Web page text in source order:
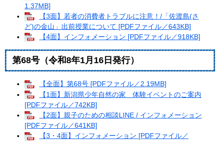
1.37MB]
【3面】若者の消費者トラブルに注意！/「佐渡島(さ
ど)の金山」出前授業について [PDFファイル／643KB]
【4面】インフォメーション [PDFファイル／918KB]
第68号（令和8年1月16日発行）
【全面】第68号 [PDFファイル／2.19MB]
【1面】新潟県少年自然の家 体験イベントのご案内
[PDFファイル／742KB]
【2面】親子のための相談LINE / インフォメーション
[PDFファイル／641KB]
【3・4面】インフォメーション [PDFファイル／